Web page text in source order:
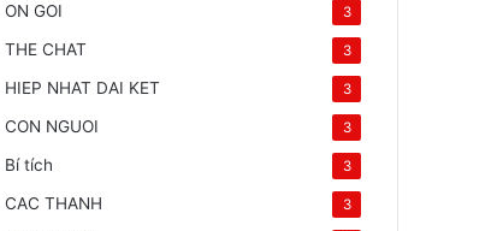
ON GOI 3
THE CHAT 3
HIEP NHAT DAI KET 3
CON NGUOI 3
Bí tích 3
CAC THANH 3